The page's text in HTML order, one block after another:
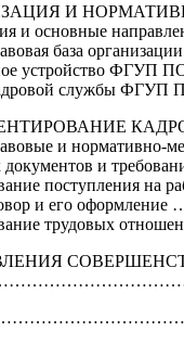
И
и основные
правовая база
устройство
кадровой службы
и нормативно-
документов и
и его
трудовых